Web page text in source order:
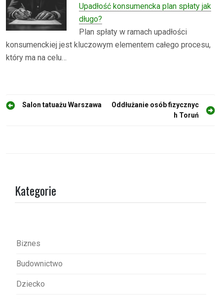
Upadłość konsumencka plan spłaty jak
długo?
Plan spłaty w ramach upadłości
konsumenckiej jest kluczowym elementem całego procesu,
który ma na celu…
N
Salon tatuażu Warszawa
Oddłużanie osób fizycznyc
h Toruń
Kategorie
Biznes
Budownictwo
Dziecko